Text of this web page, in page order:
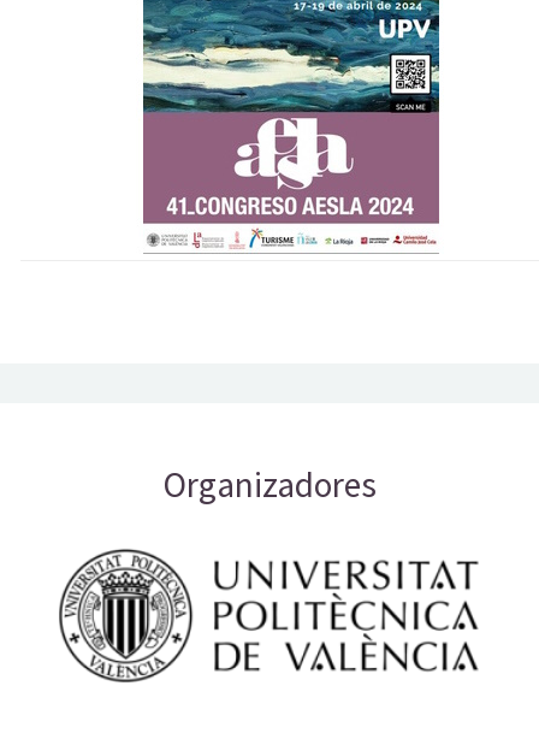
Organizadores